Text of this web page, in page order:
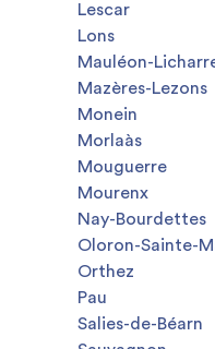
Lescar
Lons
Mauléon-
Mazères-Lezons
Monein
Morlaàs
Mouguerre
Mourenx
Nay-Bourdettes
Oloron-Sainte-
Orthez
Pau
Salies-de-Béarn